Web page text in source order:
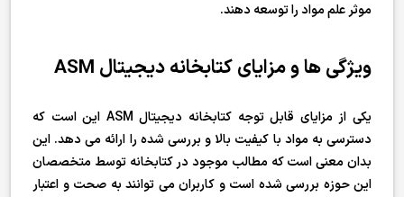
موثر علم مواد را توسعه دهند.
ویژگی ها و مزایای کتابخانه دیجیتال ASM
یکی از مزایای قابل توجه کتابخانه دیجیتال ASM این است که
دسترسی به مواد با کیفیت بالا و بررسی شده را ارائه می دهد. این
بدان معنی است که مطالب موجود در کتابخانه توسط متخصصان
این حوزه بررسی شده است و کاربران می توانند به صحت و اعتبار